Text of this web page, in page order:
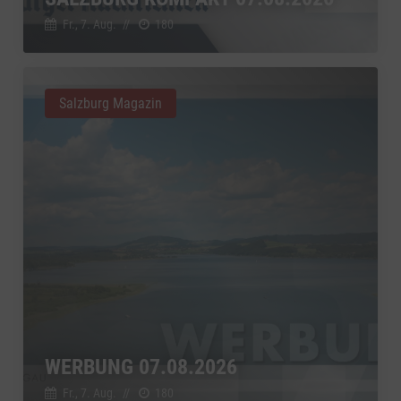
Fr., 7. Aug. // 180
WERBUNG 07.08.2026
Salzburg Magazin
Google Ireland Limited, Irland